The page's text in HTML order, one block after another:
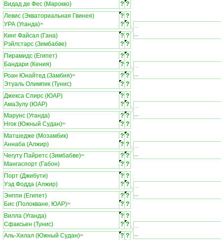
Видад де Фес (Марокко)
? ?
Левис (Экваториальная Гвинея) ? ?
УРА (Уганда)ЛЧ ? ?
Кинг Файсал (Гана)
? ?
Рэйлстарс (Зимбабве)
? ?
...
...
Пирамидс (Египет) ? ?
Бандари (Кения)
? ?
Роан Юнайтед (Замбия)ЛЧ ? ?
Этуаль Олимпик (Тунис)
? ?
...
...
Джекса Спирс (ЮАР) ? ?
АмаЗулу (ЮАР)
? ?
Марунс (Уганда)
? ?
Нгок (Южный Судан)ЛЧ ? ?
...
...
Матшедже (Мозамбик) ? ?
Аннаба (Алжир)
? ?
Чегуту Пайретс (Зимбабве)ЛЧ ? ?
Мангаспорт (Габон)
? ?
...
...
Порт (Джибути) ? ?
Уэд Фодда (Алжир)
? ?
Энппи (Египет)
? ?
Бис (Полокване, ЮАР)ЛЧ ? ?
...
...
Вилла (Уганда) ? ?
Сфаксьен (Тунис)
? ?
Аль-Хилал (Южный Судан)ЛЧ ? ?
...
...